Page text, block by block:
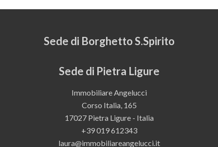
Sede di Borghetto S.Spirito
Sede di Pietra Ligure
Immobiliare Angelucci
Corso Italia, 165
17027 Pietra Ligure - Italia
+39 019 612343
laura@immobiliareangelucci.it